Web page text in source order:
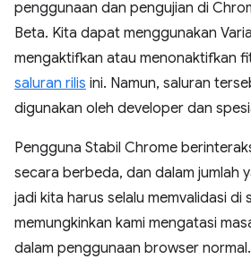
penggunaan dan pengujian di
Beta. Kita dapat menggunakan
mengaktifkan atau menonaktifkan
saluran rilis ini. Namun, saluran
digunakan oleh developer dan
Pengguna Stabil Chrome
secara berbeda, dan dalam jumlah
jadi kita harus selalu memvalidasi di
memungkinkan kami mengatasi
dalam penggunaan browser